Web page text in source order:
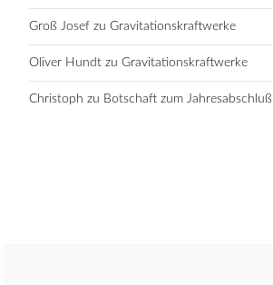
Groß Josefzu Gravitationskraftwerke
Oliver Hundtzu Gravitationskraftwerke
Christoph zu Botschaft zum Jahresabschluß